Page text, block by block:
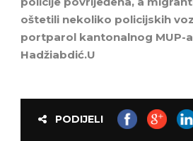
oštetili nekoliko policijskih
portparol kantonalnog MUP-a
Hadžiabdić.U
PODIJELI